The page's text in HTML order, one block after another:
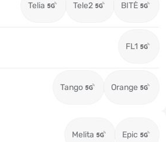
Telia Tele2 BITĖ
FL1
Tango Orange
Melita Epic